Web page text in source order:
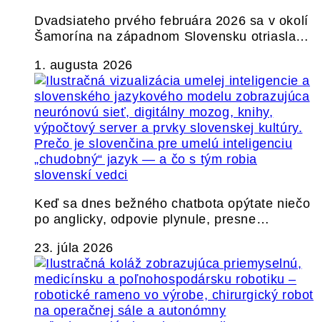
Dvadsiateho prvého februára 2026 sa v okolí
Šamorína na západnom Slovensku otriasla…
1. augusta 2026
Prečo je slovenčina pre umelú inteligenciu
„chudobný“ jazyk — a čo s tým robia
slovenskí vedci
Keď sa dnes bežného chatbota opýtate niečo
po anglicky, odpovie plynule, presne…
23. júla 2026